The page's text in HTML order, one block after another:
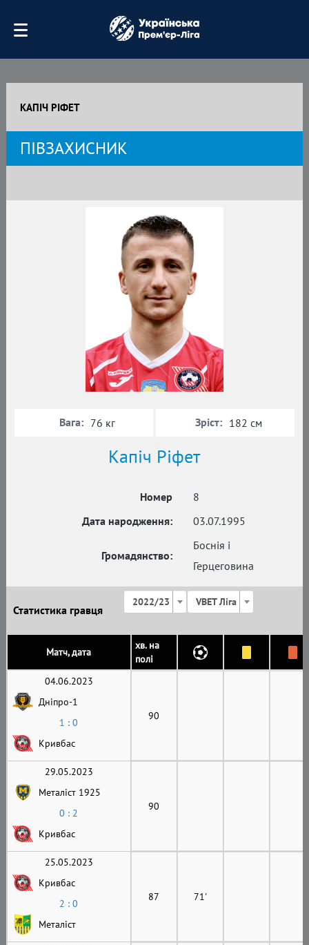
КАПІЧ РІФЕТ
ПІВЗАХИСНИК
Капіч Ріфет
Номер
8
Дата народження:
03.07.1995
Громадянство:
Боснія і
Герцеговина
Вага: 76 кг Зріст: 182 см
Статистика гравця
2022/23 VBET Ліга
Матч, дата
хв. на
полі
04.06.2023
Дніпро-1
1 : 0
Кривбас
90
29.05.2023
Металіст 1925
0 : 2
Кривбас
90
25.05.2023
Кривбас
2 : 0
Металіст
87 71'